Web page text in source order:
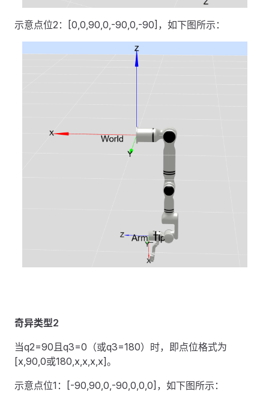
示意点位2：[0,0,90,0,-90,0,-90]，如下图所示：
奇异类型2
当q2=90且q3=0（或q3=180）时，即点位格式为
[x,90,0或180,x,x,x,x]。
示意点位1：[-90,90,0,-90,0,0,0]，如下图所示：